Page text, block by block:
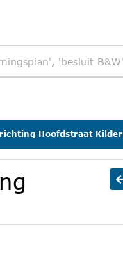
Hoofdstraat Kilder